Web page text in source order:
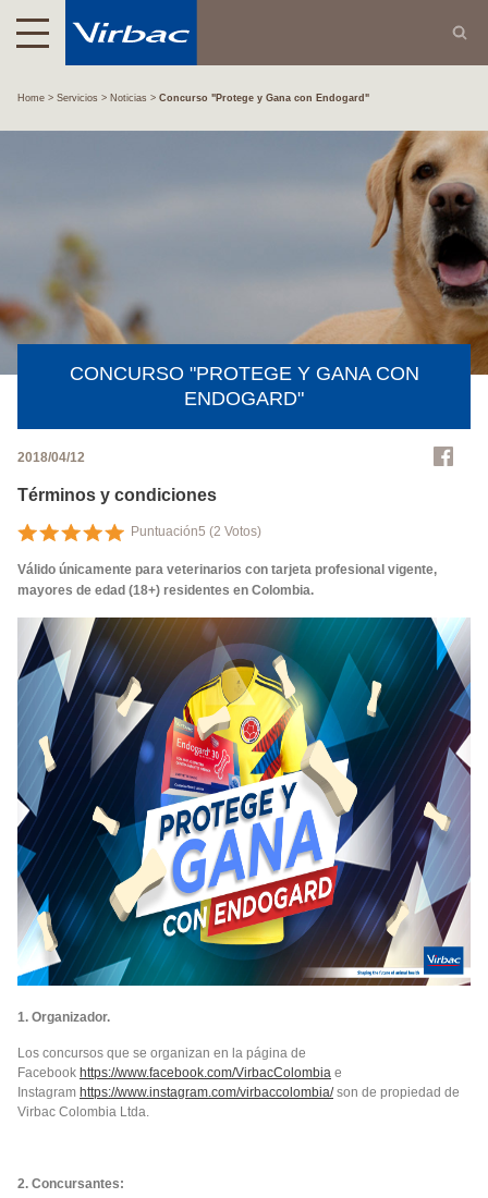
Home Servicios Noticias Concurso "Protege y Gana con Endogard"
CONCURSO "PROTEGE Y GANA CON
ENDOGARD"
2018/04/12
Términos y condiciones
Puntuación5 (2 Votos)
Válido únicamente para veterinarios con tarjeta profesional vigente,
mayores de edad (18+) residentes en Colombia.
1. Organizador.
Los concursos que se organizan en la página de
Facebook https://www.facebook.com/VirbacColombia e
Instagram https://www.instagram.com/virbaccolombia/son de propiedad de
Virbac Colombia Ltda.
2. Concursantes: